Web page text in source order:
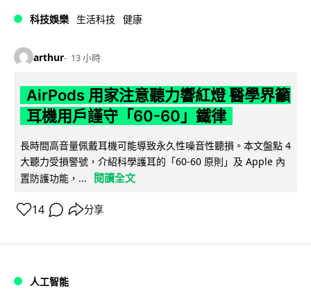
科技娛樂 生活科技 健康
arthur 13 小時
AirPods 用家注意聽力響紅燈 醫學界籲
耳機用戶謹守「60-60」鐵律
長時間高音量佩戴耳機可能導致永久性噪音性聽損。本文盤點 4
大聽力受損警號，介紹科學護耳的「60-60 原則」及 Apple 內
置防護功能，...
閱讀全文
14 分享
人工智能